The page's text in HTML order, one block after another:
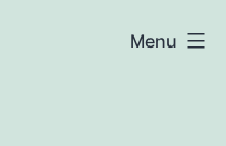
Menu